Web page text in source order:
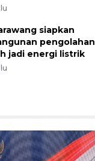
siapkan
pengolahan
jadi energi listrik